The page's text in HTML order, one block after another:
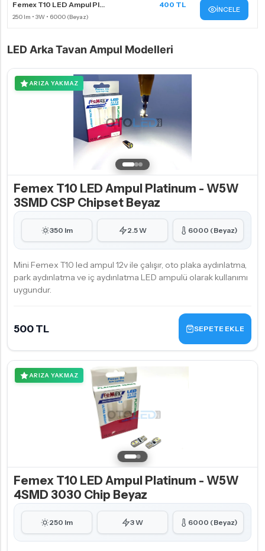
Femex T10 LED Ampul Pl... 400 TL
İNCELE
LED Arka Tavan Ampul Modelleri
ARIZA YAKMAZ
Femex T10 LED Ampul Platinum - W5W
3SMD CSP Chipset Beyaz
350 lm 2.5 W 6000 (Beyaz)
Mini Femex T10 led ampul 12v ile çalışır, oto plaka aydınlatma,
park aydınlatma ve iç aydınlatma LED ampulü olarak kullanımı
uygundur.
500 TL SEPETE EKLE
ARIZA YAKMAZ
Femex T10 LED Ampul Platinum - W5W
4SMD 3030 Chip Beyaz
250 lm 3 W 6000 (Beyaz)